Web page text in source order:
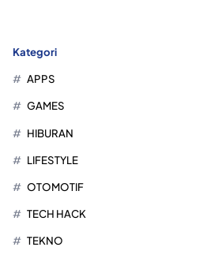
Kategori
APPS
GAMES
HIBURAN
LIFESTYLE
OTOMOTIF
TECH HACK
TEKNO